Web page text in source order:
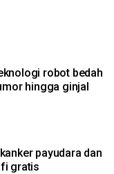
robot bedah
hingga ginjal
payudara dan
gratis